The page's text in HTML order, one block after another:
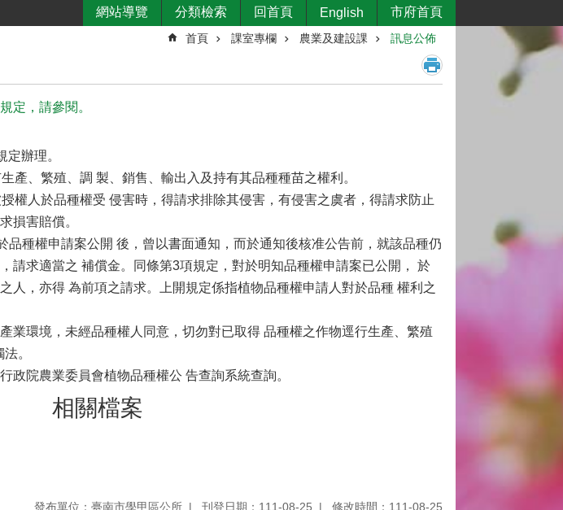
網站導覽 分類檢索 回首頁 English 市府首頁
首頁 課室專欄 農業及建設課 訊息公佈
定，請參閱。
辦理。
產、繁殖、調 製、銷售、輸出入及持有其品種種苗之權利。
權人於品種權受 侵害時，得請求排除其侵害，有侵害之虞者，得請求防止
損害賠償。
品種權申請案公開 後，曾以書面通知，而於通知後核准公告前，就該品種仍
請求適當之 補償金。同條第3項規定，對於明知品種權申請案已公開， 於
人，亦得 為前項之請求。上開規定係指植物品種權申請人對於品種 權利之
業環境，未經品種權人同意，切勿對已取得 品種權之作物逕行生產、繁殖
。
政院農業委員會植物品種權公 告查詢系統查詢。
相關檔案
發布單位：臺南市學甲區公所 刊登日期：111-08-25 修改時間：111-08-25